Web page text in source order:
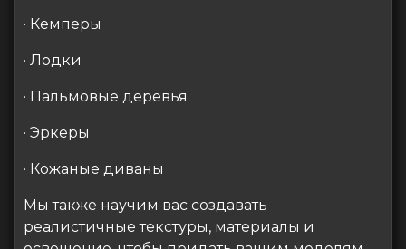
· Кемперы
· Лодки
· Пальмовые деревья
· Эркеры
· Кожаные диваны
Мы также научим вас создавать
реалистичные текстуры, материалы и